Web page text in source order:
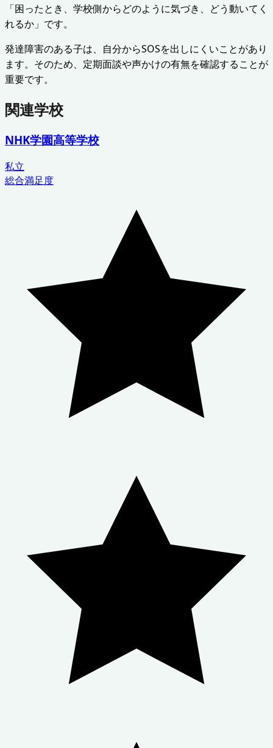
「困ったとき、学校側からどのように気づき、どう動いてく
れるか」です。
発達障害のある子は、自分からSOSを出しにくいことがあり
ます。そのため、定期面談や声かけの有無を確認することが
重要です。
関連学校
NHK学園高等学校
私立
総合満足度